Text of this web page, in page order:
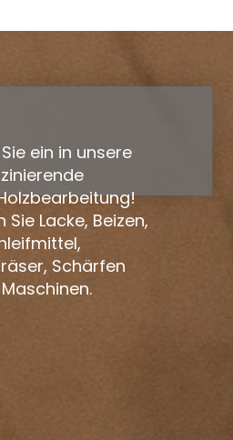
ein in unsere
Sie Lacke, Beizen,
Schärfen